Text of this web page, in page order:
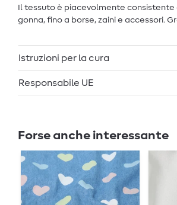
Il tessuto è piacevolmente
gonna, fino a borse, zaini e accessori.
Istruzioni per la cura
Responsabile UE
Forse anche interessante